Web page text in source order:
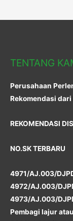
TENTANG
Perusahaan
Rekomendasi
REKOMENDASI
NO.SK TERBARU
4971/AJ.003/
4972/AJ.003/
4973/AJ.003/
Pembagi lajur